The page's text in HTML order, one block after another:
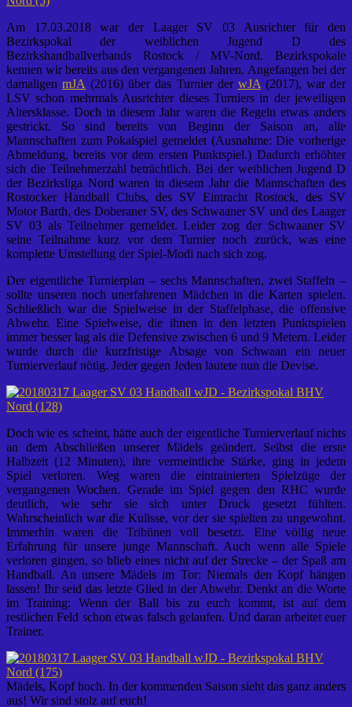
Am 17.03.2018 war der Laager SV 03 Ausrichter für den
Bezirkspokal der weiblichen Jugend D des
Bezirkshandballverbands Rostock / MV-Nord. Bezirkspokale
kennen wir bereits aus den vergangenen Jahren. Angefangen bei der
damaligenmJA (2016) über das Turnier der wJA (2017), war der
LSV schon mehrmals Ausrichter dieses Turniers in der jeweiligen
Altersklasse. Doch in diesem Jahr waren die Regeln etwas anders
gestrickt. So sind bereits von Beginn der Saison an, alle
Mannschaften zum Pokalspiel gemeldet (Ausnahme: Die vorherige
Abmeldung, bereits vor dem ersten Punktspiel.) Dadurch erhöhter
sich die Teilnehmerzahl beträchtlich. Bei der weiblichen Jugend D
der Bezirksliga Nord waren in diesem Jahr die Mannschaften des
Rostocker Handball Clubs, des SV Eintracht Rostock, des SV
Motor Barth, des Doberaner SV, des Schwaaner SV und des Laager
SV 03 als Teilnehmer gemeldet. Leider zog der Schwaaner SV
seine Teilnahme kurz vor dem Turnier noch zurück, was eine
komplette Umstellung der Spiel-Modi nach sich zog.
Der eigentliche Turnierplan – sechs Mannschaften, zwei Staffeln –
sollte unseren noch unerfahrenen Mädchen in die Karten spielen.
Schließlich war die Spielweise in der Staffelphase, die offensive
Abwehr. Eine Spielweise, die ihnen in den letzten Punktspielen
immer besser lag als die Defensive zwischen 6 und 9 Metern. Leider
wurde durch die kurzfristige Absage von Schwaan ein neuer
Turnierverlauf nötig. Jeder gegen Jeden lautete nun die Devise.
Doch wie es scheint, hätte auch der eigentliche Turnierverlauf nichts
an dem Abschließen unserer Mädels geändert. Selbst die erste
Halbzeit (12 Minuten), ihre vermeintliche Stärke, ging in jedem
Spiel verloren. Weg waren die eintrainierten Spielzüge der
vergangenen Wochen. Gerade im Spiel gegen den RHC wurde
deutlich, wie sehr sie sich unter Druck gesetzt fühlten.
Wahrscheinlich war die Kulisse, vor der sie spielten zu ungewohnt.
Immerhin waren die Tribünen voll besetzt. Eine völlig neue
Erfahrung für unsere junge Mannschaft. Auch wenn alle Spiele
verloren gingen, so blieb eines nicht auf der Strecke – der Spaß am
Handball. An unsere Mädels im Tor: Niemals den Kopf hängen
lassen! Ihr seid das letzte Glied in der Abwehr. Denkt an die Worte
im Training: Wenn der Ball bis zu euch kommt, ist auf dem
restlichen Feld schon etwas falsch gelaufen. Und daran arbeitet euer
Trainer.
Mädels, Kopf hoch. In der kommenden Saison sieht das ganz anders
aus! Wir sind stolz auf euch!